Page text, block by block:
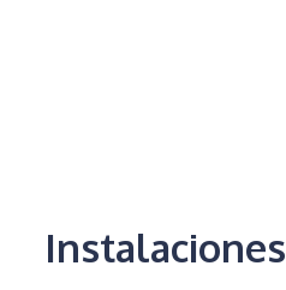
Instalaciones